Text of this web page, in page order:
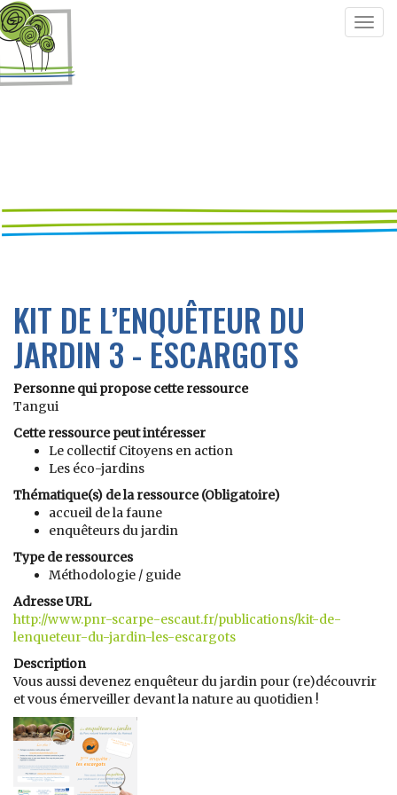
KIT DE L’ENQUÊTEUR DU
JARDIN 3 - ESCARGOTS
Personne qui propose cette ressource
Tangui
Cette ressource peut intéresser
Le collectif Citoyens en action
Les éco-jardins
Thématique(s) de la ressource (Obligatoire)
accueil de la faune
enquêteurs du jardin
Type de ressources
Méthodologie / guide
Adresse URL
http://www.pnr-scarpe-escaut.fr/publications/kit-de-
lenqueteur-du-jardin-les-escargots
Description
Vous aussi devenez enquêteur du jardin pour (re)découvrir
et vous émerveiller devant la nature au quotidien !